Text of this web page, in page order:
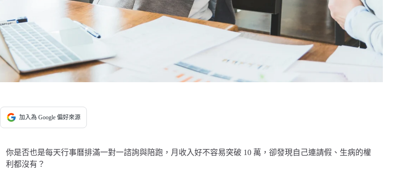
加入為 Google 偏好來源
你是否也是每天行事曆排滿一對一諮詢與陪跑，月收入好不容易突破 10 萬，卻發現自己連請假、生病的權
利都沒有？